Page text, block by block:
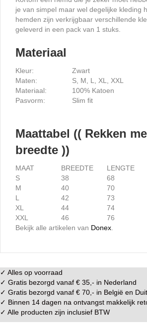
je van simpel maar wel degelijke kleding
hemden zijn verkrijgbaar verschillende
geleverd in een pack van 1 stuks.
Materiaal
Kleur:
Zwart
Maten:
S, M, L, XL, XXL
Materiaal:
100% Katoen
Pasvorm:
Slim fit
Maattabel (( Rekken
breedte ))
MAAT BREEDTE
LENGTE
S
38
68
M
40
70
L
42
73
XL
44
74
XXL
46
76
Bekijk alle artikelen van Donex
✓ Alles op voorraad
✓ Gratis bezorgd vanaf € 35,- in Nederland
✓ Gratis bezorgd vanaf € 70,- in België en
✓ Binnen 14 dagen na ontvangst makkelijk
✓ Alle producten zijn inclusief BTW